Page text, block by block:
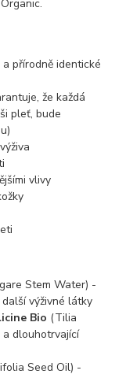
přírodně identické
že každá
pleť, bude
vlivy
Stem Water) -
výživné látky
Bio (Tilia
a dlouhotrvající
Seed Oil) -